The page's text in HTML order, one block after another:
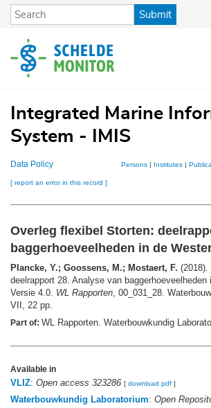
Skip
content
Submit
Integrated Marine
System - IMIS
Data Policy Persons | Institutes |
[ report an error in this record ]
Overleg flexibel Storten:
baggerhoeveelheden in de
Plancke, Y.; Goossens, M.; Mostaert, F. (2018).
deelrapport 28. Analyse van
Versie 4.0. WL Rapporten, 00_031_28.
VII, 22 pp.
Part of: WL Rapporten. Waterbouwkundig
Available in
VLIZ: Open access 323286 [ download pdf ]
Waterbouwkundig Laboratorium: Open